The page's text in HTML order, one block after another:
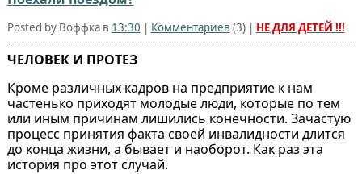
Posted by Воффка в 13:30 | Комментариев (3) | НЕ ДЛЯ ДЕТЕЙ !!!
ЧЕЛОВЕК И ПРОТЕЗ
Кроме различных кадров на предприятие к нам
частенько приходят молодые люди, которые по тем
или иным причинам лишились конечности. Зачастую
процесс принятия факта своей инвалидности длится
до конца жизни, а бывает и наоборот. Как раз эта
история про этот случай.